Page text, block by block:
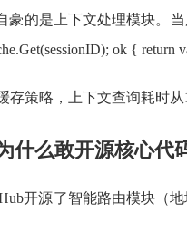
豪的是上下文处理模块。当
ok {
存策略，上下文查询耗时从
什么敢开源核心代
开源了智能路由模块（